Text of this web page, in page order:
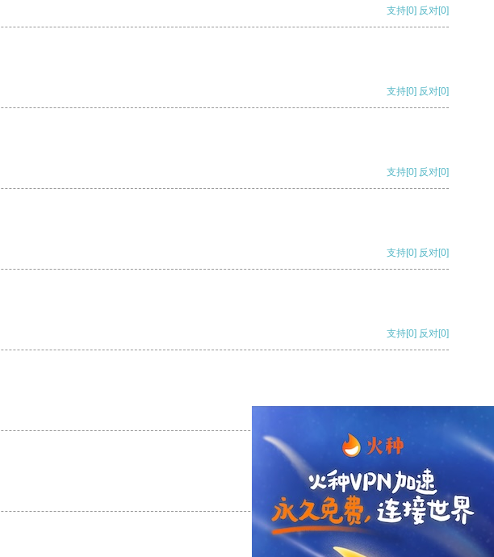
支持[0] 反对[0]
支持[0] 反对[0]
支持[0] 反对[0]
支持[0] 反对[0]
支持[0] 反对[0]
支持 [0] 反对 [0]